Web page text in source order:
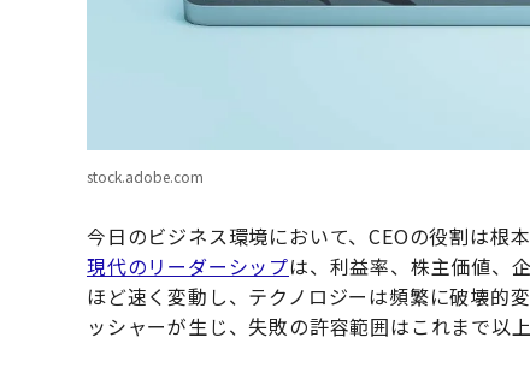
stock.adobe.com
今日のビジネス環境において、CEOの役割は根
現代のリーダーシップは、利益率、株主価値、
ほど速く変動し、テクノロジーは頻繁に破壊的
ッシャーが生じ、失敗の許容範囲はこれまで以